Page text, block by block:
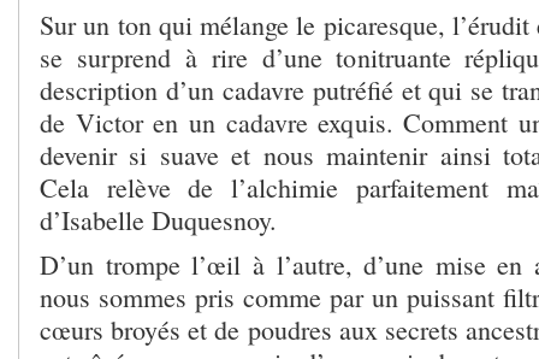
Sur un ton qui mélange le picaresque,
se surprend à rire d’une tonitruante
description d’un cadavre putréfié et qui se
de Victor en un cadavre exquis. Comment
devenir si suave et nous maintenir ainsi
Cela relève de l’alchimie parfaitement
d’Isabelle Duquesnoy.
D’un trompe l’œil à l’autre, d’une mise en
nous sommes pris comme par un puissant
cœurs broyés et de poudres aux secrets